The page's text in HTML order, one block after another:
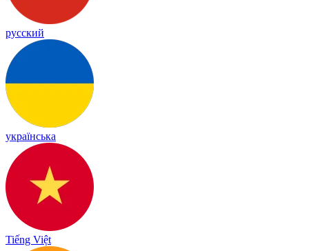
русский
українська
Tiếng Việt